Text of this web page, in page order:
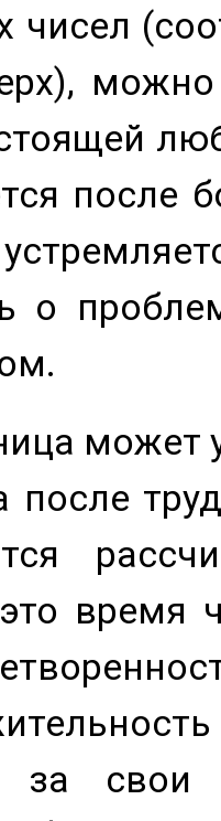
чисел
после
о
может
после
время
за свои